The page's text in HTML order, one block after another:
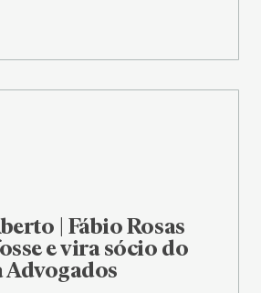
| Fábio Rosas
e vira sócio do